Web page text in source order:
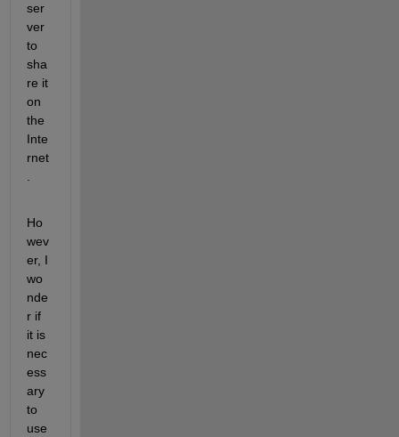
ser
ver
to
sha
re it
on
the
Inte
rnet
Ho
wev
er, I
wo
nde
r if
it is
nec
ess
ary
to
use